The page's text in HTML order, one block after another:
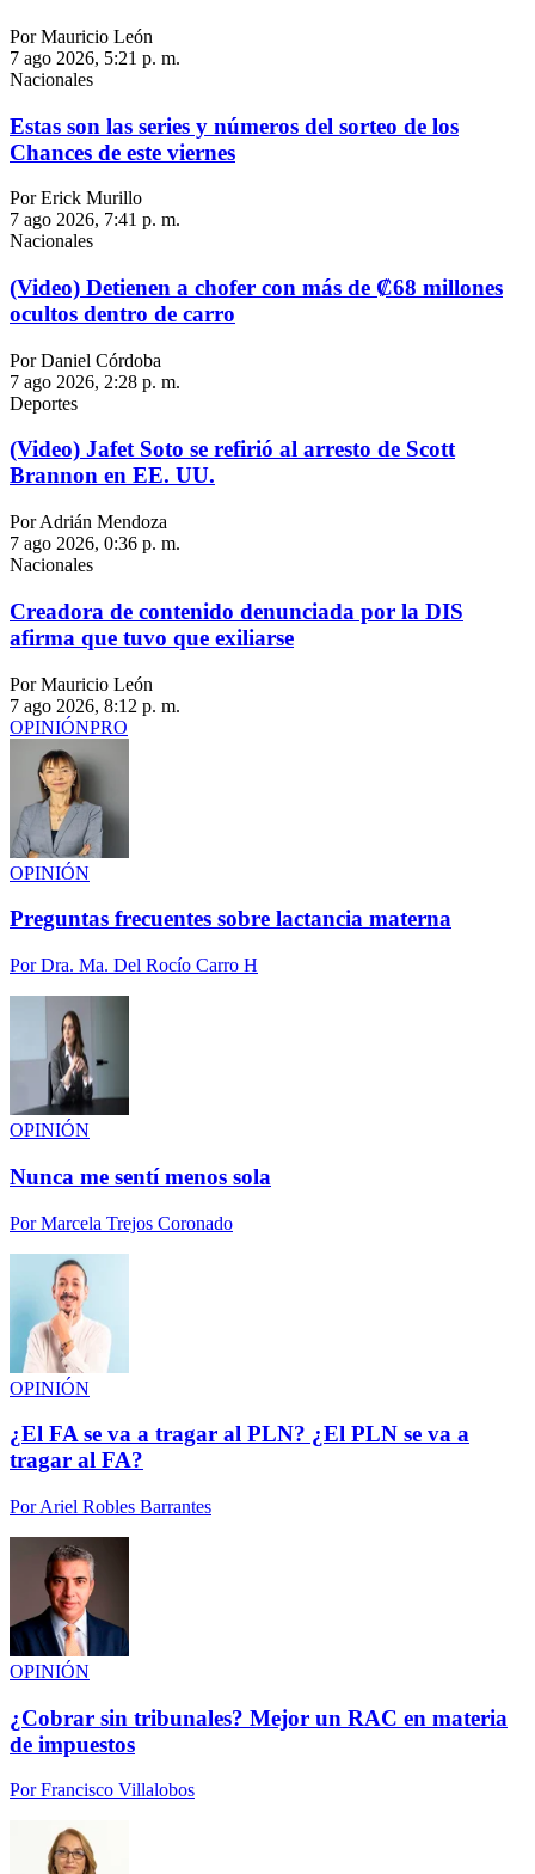
Por Mauricio León
7 ago 2026, 5:21 p. m.
Nacionales
Estas son las series y números del sorteo de los
Chances de este viernes
Por Erick Murillo
7 ago 2026, 7:41 p. m.
Nacionales
(Video) Detienen a chofer con más de ₡68 millones
ocultos dentro de carro
Por Daniel Córdoba
7 ago 2026, 2:28 p. m.
Deportes
(Video) Jafet Soto se refirió al arresto de Scott
Brannon en EE. UU.
Por Adrián Mendoza
7 ago 2026, 0:36 p. m.
Nacionales
Creadora de contenido denunciada por la DIS
afirma que tuvo que exiliarse
Por Mauricio León
7 ago 2026, 8:12 p. m.
OPINIÓNPRO
OPINIÓN
Preguntas frecuentes sobre lactancia materna
PorDra. Ma. Del Rocío Carro H
OPINIÓN
Nunca me sentí menos sola
PorMarcela Trejos Coronado
OPINIÓN
¿El FA se va a tragar al PLN? ¿El PLN se va a
tragar al FA?
PorAriel Robles Barrantes
OPINIÓN
¿Cobrar sin tribunales? Mejor un RAC en materia
de impuestos
PorFrancisco Villalobos